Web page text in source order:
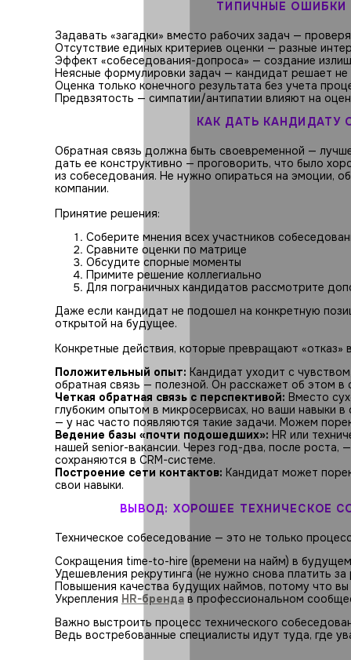
ТИПИЧНЫЕ ОШИБКИ
Задавать «загадки» вместо рабочих задач —
Отсутствие единых критериев оценки — разные
Эффект «собеседования-допроса» — создание
Неясные формулировки задач — кандидат решает
Оценка только конечного результата без учета
Предвзятость — симпатии/антипатии влияют на
КАК ДАТЬ КАНДИДАТУ
Обратная связь должна быть своевременной —
дать ее конструктивно — проговорить, что было
из собеседования. Не нужно опираться на эмоции,
компании.
Принятие решения:
Соберите мнения всех участников
Сравните оценки по матрице
Обсудите спорные моменты
Примите решение коллегиально
Для пограничных кандидатов рассмотрите
Даже если кандидат не подошел на конкретную
открытой на будущее.
Конкретные действия, которые превращают «отказ»
Положительный опыт: Кандидат уходит с
обратная связь — полезной. Он расскажет об этом
Четкая обратная связь с перспективой: Вместо
глубоким опытом в микросервисах, но ваши навыки
— у нас часто появляются такие задачи. Можем
Ведение базы «почти подошедших»: HR или
нашей senior-вакансии. Через год-два, после роста,
сохраняются в CRM-системе.
Построение сети контактов: Кандидат может
свои навыки.
ВЫВОД: ХОРОШЕЕ ТЕХНИЧЕСКОЕ
Техническое собеседование — это не только
Сокращения time-to-hire (времени на найм) в
Удешевления рекрутинга (не нужно снова платить
Повышения качества будущих наймов, потому что
Укрепления HR-бренда в профессиональном
Важно выстроить процесс технического
Ведь востребованные специалисты идут туда, где